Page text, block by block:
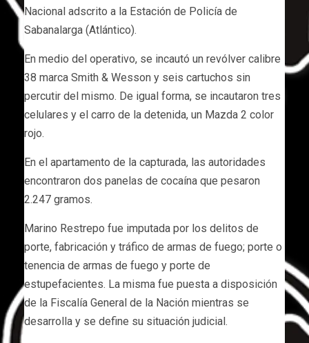
Nacional adscrito a la Estación de Policía de
Sabanalarga (Atlántico).
En medio del operativo, se incautó un revólver calibre
38 marca Smith & Wesson y seis cartuchos sin
percutir del mismo. De igual forma, se incautaron tres
celulares y el carro de la detenida, un Mazda 2 color
rojo.
En el apartamento de la capturada, las autoridades
encontraron dos panelas de cocaína que pesaron
2.247 gramos.
Marino Restrepo fue imputada por los delitos de
porte, fabricación y tráfico de armas de fuego; porte o
tenencia de armas de fuego y porte de
estupefacientes. La misma fue puesta a disposición
de la Fiscalía General de la Nación mientras se
desarrolla y se define su situación judicial.